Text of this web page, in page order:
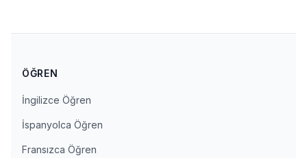
ÖĞREN
İngilizce Öğren
İspanyolca Öğren
Fransızca Öğren